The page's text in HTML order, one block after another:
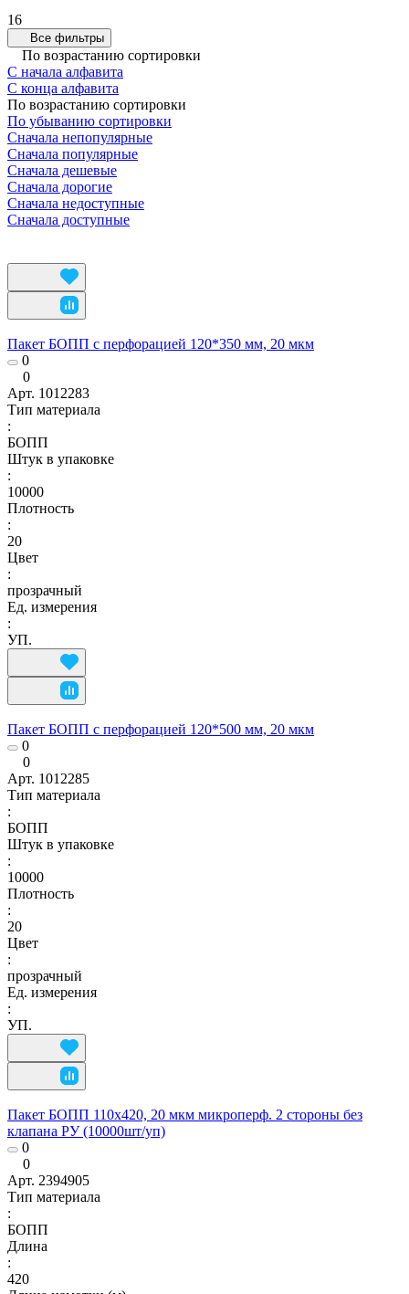
16
Все фильтры
По возрастанию сортировки
С начала алфавита
С конца алфавита
По возрастанию сортировки
По убыванию сортировки
Сначала непопулярные
Сначала популярные
Сначала дешевые
Сначала дорогие
Сначала недоступные
Сначала доступные
Пакет БОПП с перфорацией 120*350 мм, 20 мкм
0
0
Арт. 1012283
Тип материала
:
БОПП
Штук в упаковке
:
10000
Плотность
:
20
Цвет
:
прозрачный
Ед. измерения
:
УП.
Пакет БОПП с перфорацией 120*500 мм, 20 мкм
0
0
Арт. 1012285
Тип материала
:
БОПП
Штук в упаковке
:
10000
Плотность
:
20
Цвет
:
прозрачный
Ед. измерения
:
УП.
Пакет БОПП 110x420, 20 мкм микроперф. 2 стороны без
клапана РУ (10000шт/уп)
0
0
Арт. 2394905
Тип материала
:
БОПП
Длина
:
420